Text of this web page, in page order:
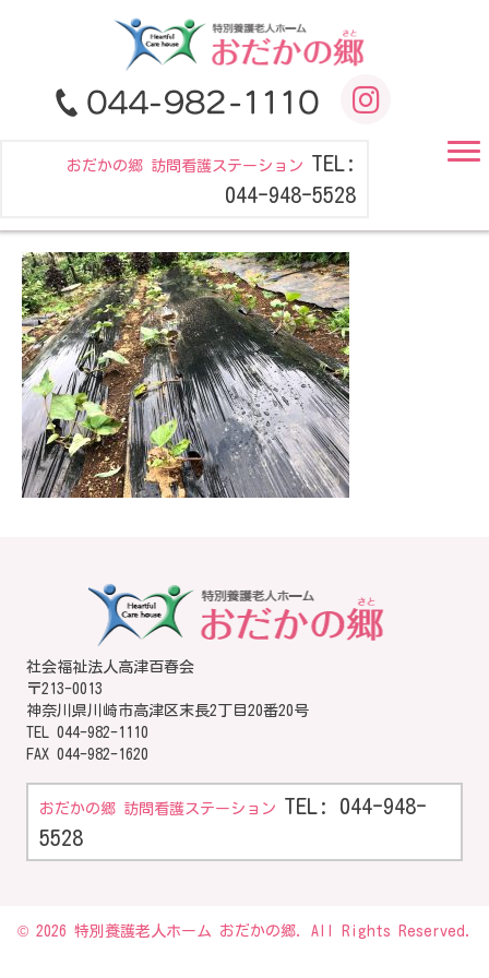
おだかの郷 訪問看護ステーション TEL:
044-948-5528
社会福祉法人高津百春会
〒213-0013
神奈川県川崎市高津区末長2丁目20番20号
TEL 044-982-1110
FAX 044-982-1620
おだかの郷 訪問看護ステーション TEL: 044-948-
5528
© 2026 特別養護老人ホーム おだかの郷. All Rights Reserved.